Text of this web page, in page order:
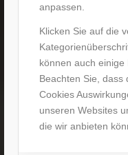
anpassen.
Klicken Sie auf die
können auch einige
Beachten Sie, dass
Cookies
unseren Websites
die wir anbieten